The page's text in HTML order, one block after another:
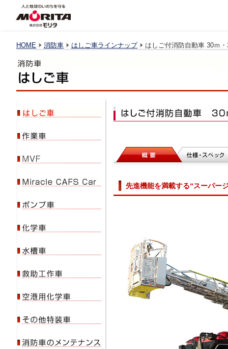
HOME 消防車 はしご車ラインナップ はしご付消防自動車 30ｍ
先進機能を満載する“スーパー